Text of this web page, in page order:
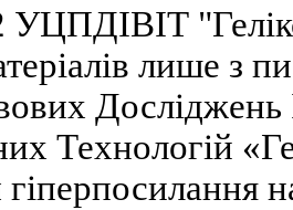
УЦПДІВІТ
лише з
Досліджень
Технологій
гіперпосилання